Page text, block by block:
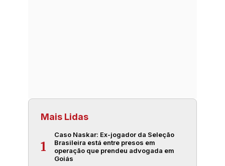
Mais Lidas
1
Caso Naskar: Ex-jogador da Seleção
Brasileira está entre presos em
operação que prendeu advogada em
Goiás